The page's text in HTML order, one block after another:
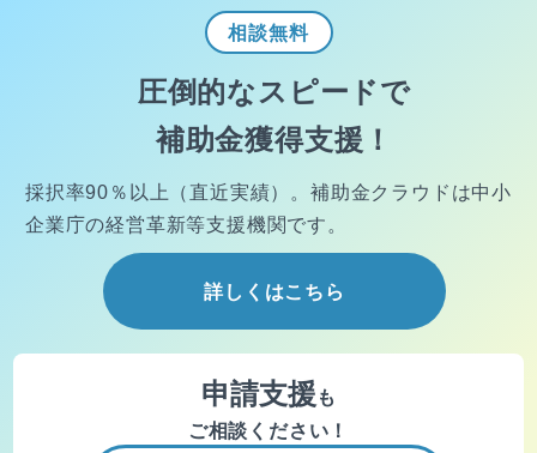
相談無料
圧倒的なスピードで
補助金獲得支援！
採択率90％以上（直近実績）。 補助金クラウドは中小
企業庁の経営革新等支援機関です。
詳しくはこちら
申請支援 も
ご相談ください！